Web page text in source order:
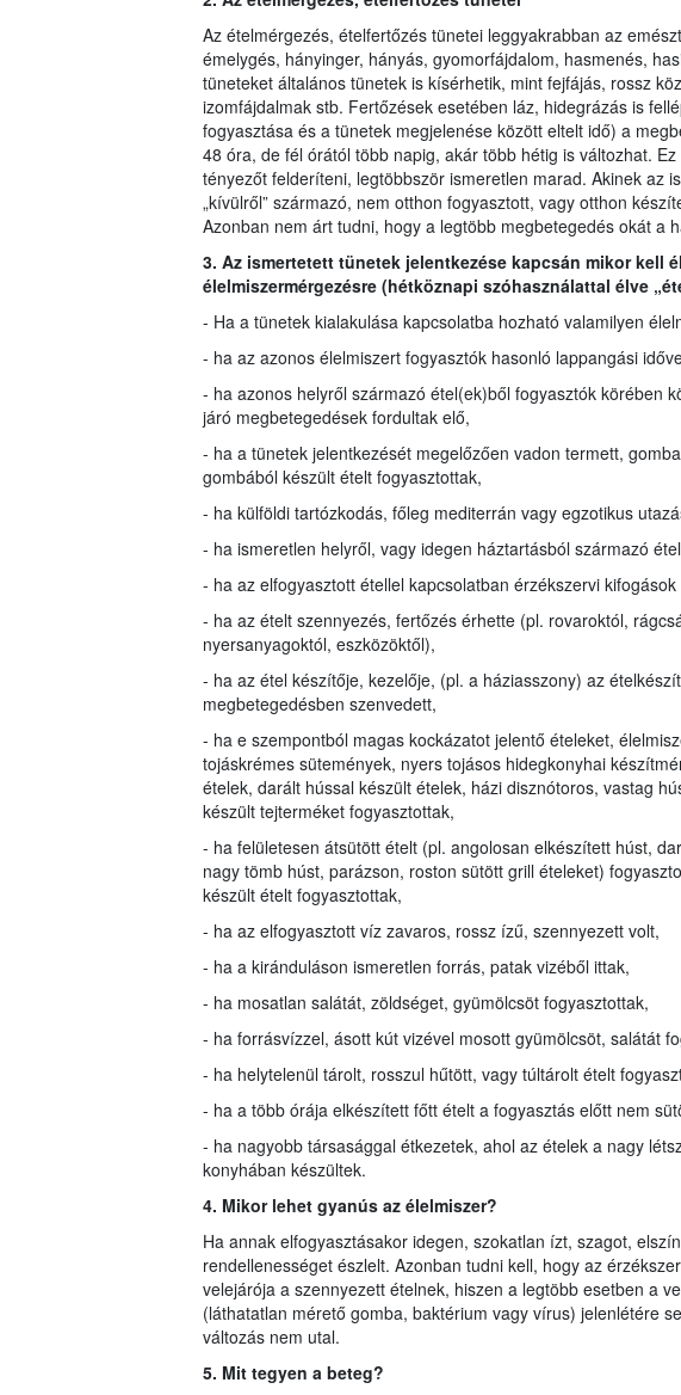
Az ételmérgezés, ételfertőzés tünetei leggyakrabban az
émelygés, hányinger, hányás, gyomorfájdalom, hasmenés,
tüneteket általános tünetek is kísérhetik, mint fejfájás, rossz
izomfájdalmak stb. Fertőzések esetében láz, hidegrázás is
fogyasztása és a tünetek megjelenése között eltelt idő) a
48 óra, de fél órától több napig, akár több hétig is változhat.
tényezőt felderíteni, legtöbbször ismeretlen marad. Akinek az
„kívülről” származó, nem otthon fogyasztott, vagy otthon
Azonban nem árt tudni, hogy a legtöbb megbetegedés okát a
3. Az ismertetett tünetek jelentkezése kapcsán mikor kell
élelmiszermérgezésre (hétköznapi szóhasználattal élve
- Ha a tünetek kialakulása kapcsolatba hozható valamilyen
- ha az azonos élelmiszert fogyasztók hasonló lappangási
- ha azonos helyről származó étel(ek)ből fogyasztók körében
járó megbetegedések fordultak elő,
- ha a tünetek jelentkezését megelőzően vadon termett,
gombából készült ételt fogyasztottak,
- ha külföldi tartózkodás, főleg mediterrán vagy egzotikus
- ha ismeretlen helyről, vagy idegen háztartásból származó
- ha az elfogyasztott étellel kapcsolatban érzékszervi kifogások
- ha az ételt szennyezés, fertőzés érhette (pl. rovaroktól,
nyersanyagoktól, eszközöktől),
- ha az étel készítője, kezelője, (pl. a háziasszony) az
megbetegedésben szenvedett,
- ha e szempontból magas kockázatot jelentő ételeket,
tojáskrémes sütemények, nyers tojásos hidegkonyhai
ételek, darált hússal készült ételek, házi disznótoros, vastag
készült tejterméket fogyasztottak,
- ha felületesen átsütött ételt (pl. angolosan elkészített húst,
nagy tömb húst, parázson, roston sütött grill ételeket)
készült ételt fogyasztottak,
- ha az elfogyasztott víz zavaros, rossz ízű, szennyezett volt,
- ha a kiránduláson ismeretlen forrás, patak vizéből ittak,
- ha mosatlan salátát, zöldséget, gyümölcsöt fogyasztottak,
- ha forrásvízzel, ásott kút vizével mosott gyümölcsöt, salátát
- ha helytelenül tárolt, rosszul hűtött, vagy túltárolt ételt
- ha a több órája elkészített főtt ételt a fogyasztás előtt nem
- ha nagyobb társasággal étkezetek, ahol az ételek a nagy
konyhában készültek.
4. Mikor lehet gyanús az élelmiszer?
Ha annak elfogyasztásakor idegen, szokatlan ízt, szagot,
rendellenességet észlelt. Azonban tudni kell, hogy az
velejárója a szennyezett ételnek, hiszen a legtöbb esetben a
(láthatatlan mérető gomba, baktérium vagy vírus) jelenlétére
változás nem utal.
5. Mit tegyen a beteg?